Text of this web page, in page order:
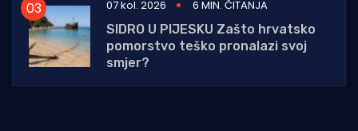
07 kol. 2026
6 MIN. ČITANJA
SIDRO U PIJESKU Zašto hrvatsko
pomorstvo teško pronalazi svoj
smjer?